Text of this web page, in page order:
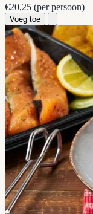
€20,25 (per persoon)
Voeg toe